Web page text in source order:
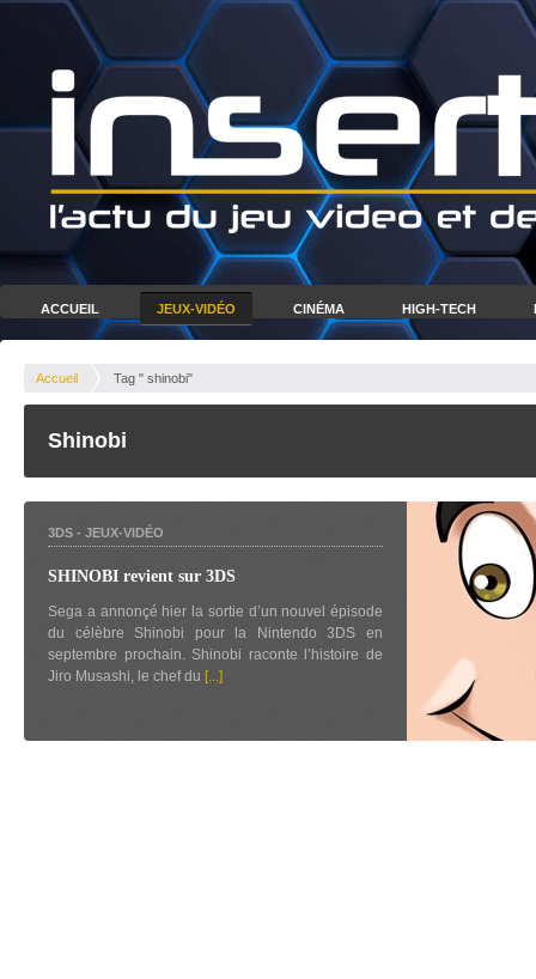
ACCUEIL JEUX-VIDÉO CINÉMA HIGH-TECH
Accueil Tag " shinobi"
Shinobi
3DS - JEUX-VIDÉO
SHINOBI revient sur 3DS
Sega a annonçé hier la sortie d’un nouvel épisode
du célèbre Shinobi pour la Nintendo 3DS en
septembre prochain. Shinobi raconte l’histoire de
Jiro Musashi, le chef du [...]